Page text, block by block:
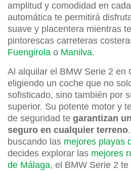
amplitud y comodidad en
automática te permitirá
suave y placentera mientras
pintorescas carreteras
Fuengirola o Manilva.
Al alquilar el BMW Serie 2 en
eligiendo un coche que no
sofisticado, sino también por
superior. Su potente motor y
de seguridad te garantizan
seguro en cualquier terreno
buscando las mejores playas
decides explorar las mejores
de Málaga, el BMW Serie 2